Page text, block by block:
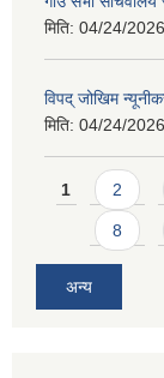
मिति: 04/24/
विपद् जोखिम
मिति: 04/24/
Pages
1 2
8
अन्य